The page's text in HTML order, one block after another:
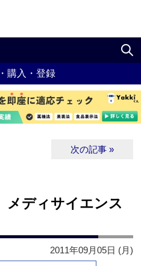
購入・登録
次の記事 »
ディサイエンス
2011年09月05日 (月)